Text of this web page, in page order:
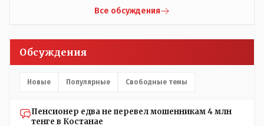
род из Среднего Жуза так же поступает по отношению к
младшему роду из Старшего Жуза. Этого сейчас не
подсознательном уровне - это сидит. Так что пока будет
так.
Костанай. Что не так? При чём здесь ономасты? Был
историческое?
Все обсуждения
Обсуждения
Новые Популярные Свободные темы
Пенсионер едва не перевел мошенникам 4 млн
тенге в Костанае